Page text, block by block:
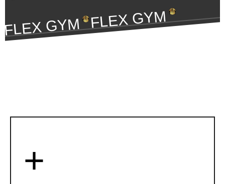
FLEX GYM FLEX GYM
+